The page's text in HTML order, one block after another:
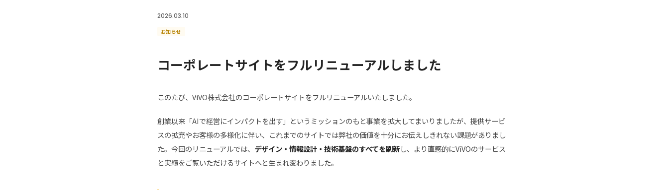
2026.03.10
お知らせ
コーポレートサイトをフルリニューアルしました
このたび、ViVO株式会社のコーポレートサイトをフルリニューアルいたしました。
創業以来「AIで経営にインパクトを出す」というミッションのもと事業を拡大してまいりましたが、提供サービ
スの拡充やお客様の多様化に伴い、これまでのサイトでは弊社の価値を十分にお伝えしきれない課題がありまし
た。今回のリニューアルでは、 デザイン・情報設計・技術基盤のすべてを刷新し、より直感的にViVOのサービス
と実績をご覧いただけるサイトへと生まれ変わりました。